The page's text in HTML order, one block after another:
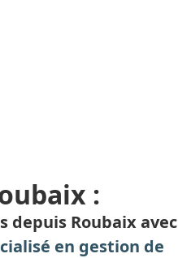
:
depuis Roubaix avec
en gestion de